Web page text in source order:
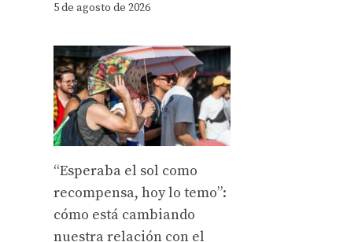
5 de agosto de 2026
“Esperaba el sol como
recompensa, hoy lo temo”:
cómo está cambiando
nuestra relación con el